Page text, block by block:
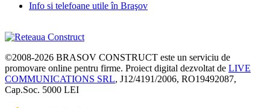
Info si telefoane utile în Braşov
©2008-2026 BRASOV CONSTRUCT este un serviciu de
promovare online pentru firme. Proiect digital dezvoltat de LIVE
COMMUNICATIONS SRL, J12/4191/2006, RO19492087,
Cap.Soc. 5000 LEI